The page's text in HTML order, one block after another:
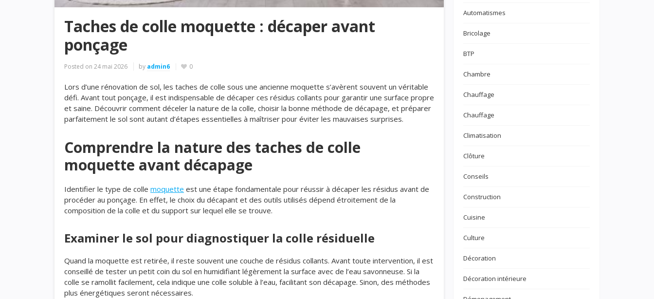
Taches de colle moquette : décaper avant
ponçage
Posted on 24 mai 2026 by admin6 0
Lors d’une rénovation de sol, les taches de colle sous une ancienne moquette s’avèrent souvent un véritable
défi. Avant tout ponçage, il est indispensable de décaper ces résidus collants pour garantir une surface propre
et saine. Découvrir comment déceler la nature de la colle, choisir la bonne méthode de décapage, et préparer
parfaitement le sol sont autant d’étapes essentielles à maîtriser pour éviter les mauvaises surprises.
Comprendre la nature des taches de colle
moquette avant décapage
Identifier le type de colle moquette est une étape fondamentale pour réussir à décaper les résidus avant de
procéder au ponçage. En effet, le choix du décapant et des outils utilisés dépend étroitement de la
composition de la colle et du support sur lequel elle se trouve.
Examiner le sol pour diagnostiquer la colle résiduelle
Quand la moquette est retirée, il reste souvent une couche de résidus collants. Avant toute intervention, il est
conseillé de tester un petit coin du sol en humidifiant légèrement la surface avec de l’eau savonneuse. Si la
colle se ramollit facilement, cela indique une colle soluble à l’eau, facilitant son décapage. Sinon, des méthodes
plus énergétiques seront nécessaires.
Automatismes
Bricolage
BTP
Chambre
Chauffage
Chauffage
Climatisation
Clôture
Conseils
Construction
Cuisine
Culture
Décoration
Décoration intérieure